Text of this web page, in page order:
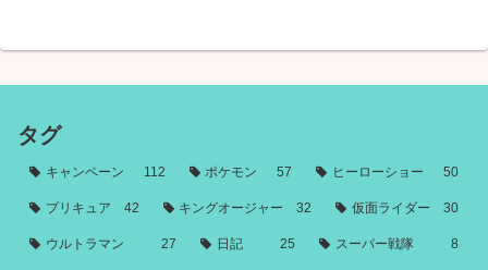
タグ
キャンペーン 112 ポケモン 57 ヒーローショー 50
プリキュア 42 キングオージャー 32 仮面ライダー 30
ウルトラマン 27 日記 25 スーパー戦隊 8